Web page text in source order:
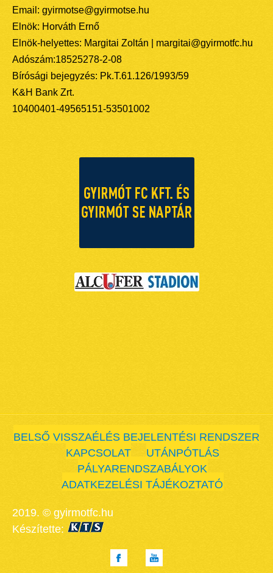
Email: gyirmotse@gyirmotse.hu
Elnök: Horváth Ernő
Elnök-helyettes: Margitai Zoltán | margitai@gyirmotfc.hu
Adószám:18525278-2-08
Bírósági bejegyzés: Pk.T.61.126/1993/59
K&H Bank Zrt.
10400401-49565151-53501002
BELSŐ VISSZAÉLÉS BEJELENTÉSI RENDSZER
KAPCSOLAT
UTÁNPÓTLÁS
PÁLYARENDSZABÁLYOK
ADATKEZELÉSI TÁJÉKOZTATÓ
2019. © gyirmotfc.hu
Készítette: